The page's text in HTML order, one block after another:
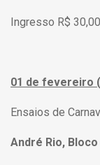
Ingresso R$
01 de fevereiro
Ensaios de
André Rio,